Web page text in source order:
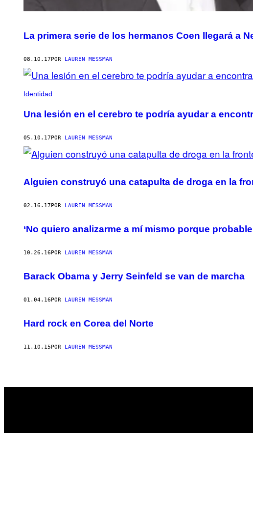
La primera serie de los hermanos Coen llegará a
08.10.17POR LAUREN MESSMAN
Identidad
Una lesión en el cerebro te podría ayudar a
05.10.17POR LAUREN MESSMAN
Alguien construyó una catapulta de droga en la
02.16.17POR LAUREN MESSMAN
‘No quiero analizarme a mí mismo porque
10.26.16POR LAUREN MESSMAN
Barack Obama y Jerry Seinfeld se van de marcha
01.04.16POR LAUREN MESSMAN
Hard rock en Corea del Norte
11.10.15POR LAUREN MESSMAN